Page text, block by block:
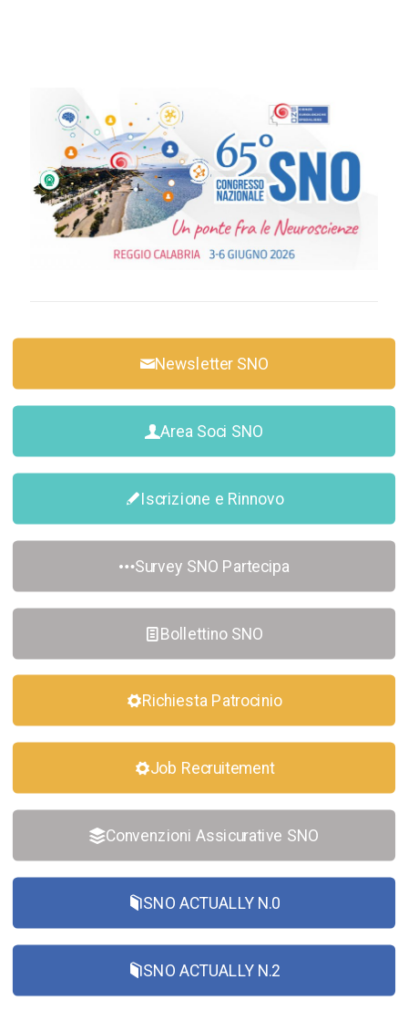
Newsletter SNO
Area Soci SNO
Iscrizione e Rinnovo
Survey SNO Partecipa
Bollettino SNO
Richiesta Patrocinio
Job Recruitement
Convenzioni Assicurative SNO
SNO ACTUALLY N.0
SNO ACTUALLY N.2